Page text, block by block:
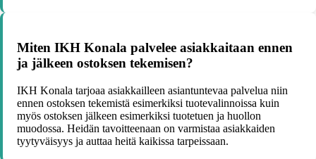
Miten IKH Konala palvelee asiakkaitaan ennen
ja jälkeen ostoksen tekemisen?
IKH Konala tarjoaa asiakkailleen asiantuntevaa palvelua niin
ennen ostoksen tekemistä esimerkiksi tuotevalinnoissa kuin
myös ostoksen jälkeen esimerkiksi tuotetuen ja huollon
muodossa. Heidän tavoitteenaan on varmistaa asiakkaiden
tyytyväisyys ja auttaa heitä kaikissa tarpeissaan.